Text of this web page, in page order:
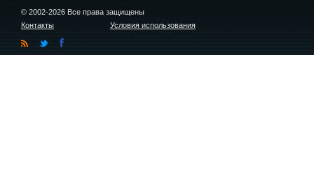
© 2002-2026 Все права защищены
Контакты
Условия использования